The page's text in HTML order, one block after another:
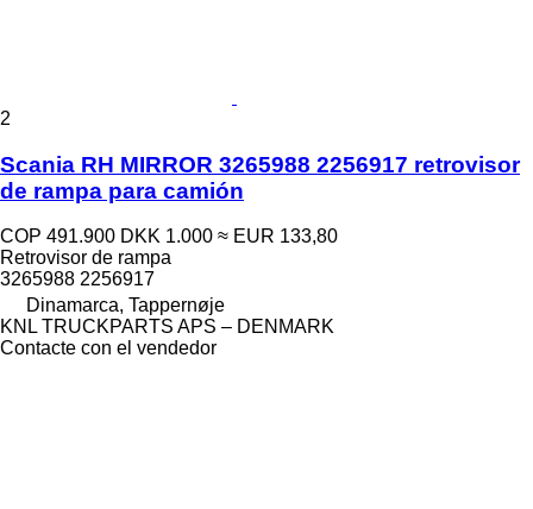
2
Scania RH MIRROR 3265988 2256917 retrovisor
de rampa para camión
COP 491.900 DKK 1.000 ≈ EUR 133,80
Retrovisor de rampa
3265988 2256917
Dinamarca, Tappernøje
KNL TRUCKPARTS APS – DENMARK
Contacte con el vendedor